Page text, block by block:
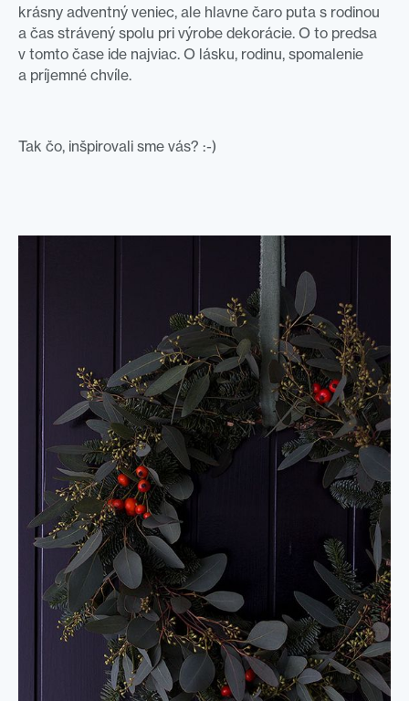
krásny adventný veniec, ale hlavne čaro puta s rodinou
a čas strávený spolu pri výrobe dekorácie. O to predsa
v tomto čase ide najviac. O lásku, rodinu, spomalenie
a príjemné chvíle.
Tak čo, inšpirovali sme vás? :-)